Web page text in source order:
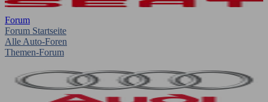
Forum
Forum Startseite
Alle Auto-Foren
Themen-Forum